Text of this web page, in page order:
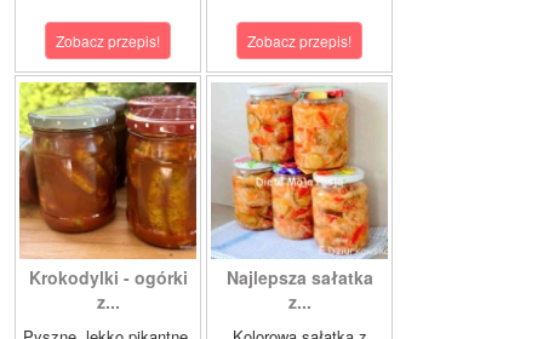
Zobacz przepis! Zobacz przepis!
Krokodylki - ogórki
z...
Najlepsza sałatka
z...